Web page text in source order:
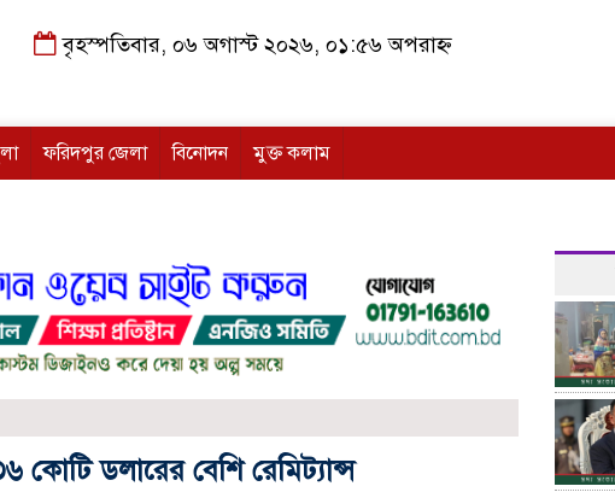
বৃহস্পতিবার, ০৬ অগাস্ট ২০২৬, ০১:৫৬ অপরাহ্ন
ফরিদপুর জেলা বিনোদন মুক্ত কলাম
ডলারের বেশি রেমিট্যান্স